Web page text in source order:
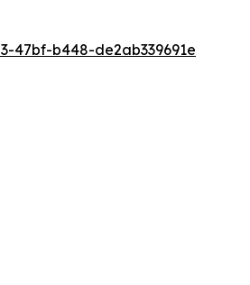
47bf-b448-de2ab339691e